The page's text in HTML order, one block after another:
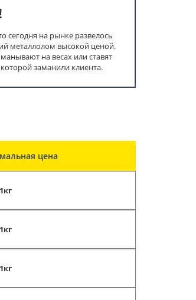
на рынке развелось
металлолом высокой ценой.
на весах или ставят
заманили клиента.
цена